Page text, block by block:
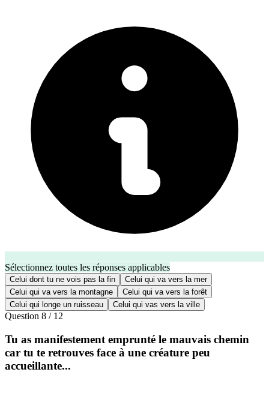
Sélectionnez toutes les réponses applicables
Celui dont tu ne vois pas la fin
Celui qui va vers la mer
Celui qui va vers la montagne
Celui qui va vers la forêt
Celui qui longe un ruisseau
Celui qui vas vers la ville
Question 8 / 12
Tu as manifestement emprunté le mauvais chemin
car tu te retrouves face à une créature peu
accueillante...